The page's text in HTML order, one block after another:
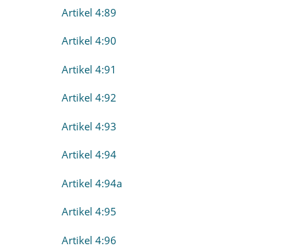
Artikel 4:89
Artikel 4:90
Artikel 4:91
Artikel 4:92
Artikel 4:93
Artikel 4:94
Artikel 4:94a
Artikel 4:95
Artikel 4:96